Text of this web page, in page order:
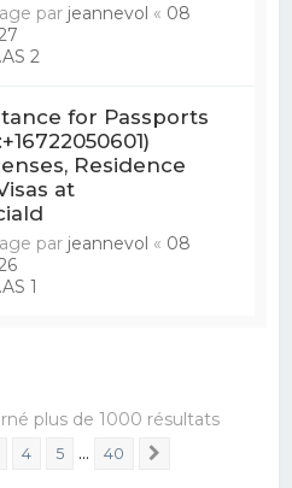
par jeannevol « 08
2
for Passports
Residence
at
par jeannevol « 08
1
plus de 1000 résultats
4 5 … 40